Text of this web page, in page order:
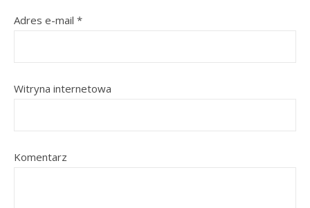
Adres e-mail *
Witryna internetowa
Komentarz